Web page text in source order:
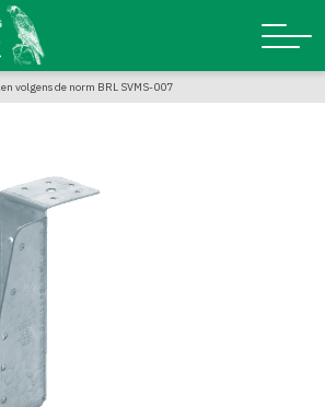
volgens de norm BRL SVMS-007